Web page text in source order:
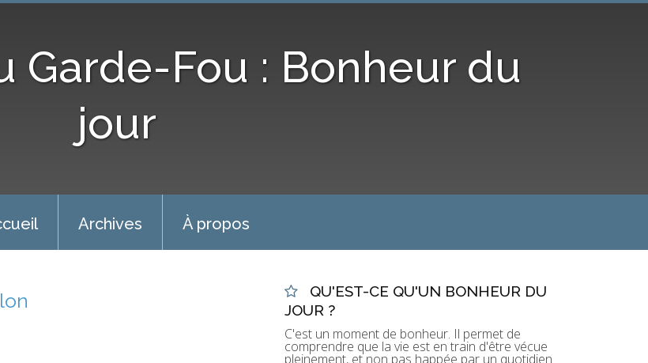
Garde-Fou : Bonheur du
jour
Archives À propos
QU'EST-CE QU'UN BONHEUR DU
JOUR ?
C'est un moment de bonheur. Il permet de
comprendre que la vie est en train d'être vécue
pleinement, et non pas happée par un quotidien